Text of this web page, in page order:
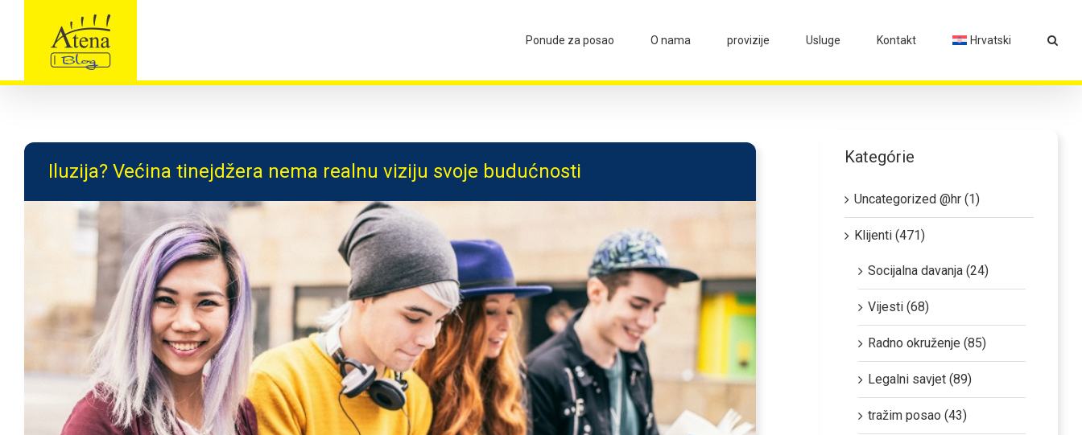
Ponude za posao O nama provizije Usluge Kontakt Hrvatski
Iluzija? Većina tinejdžera nema realnu viziju svoje budućnosti
Kategórie
Uncategorized @hr (1)
Klijenti (471)
Socijalna davanja (24)
Vijesti (68)
Radno okruženje (85)
Legalni savjet (89)
tražim posao (43)